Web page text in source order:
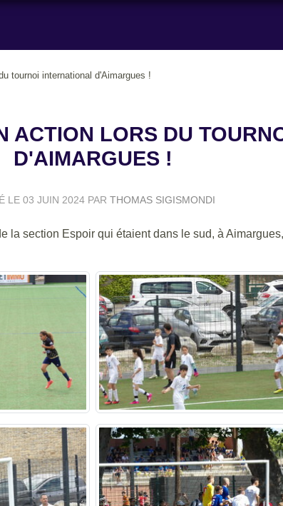
tournoi international d'Aimargues !
ACTION LORS DU
D'AIMARGUES !
LE 03 JUIN 2024 PAR THOMAS SIGISMONDI
la section Espoir qui étaient dans le sud, à